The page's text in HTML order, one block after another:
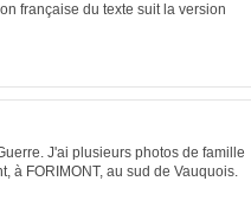
française du texte suit la version
J'ai plusieurs photos de famille
à FORIMONT, au sud de Vauquois.